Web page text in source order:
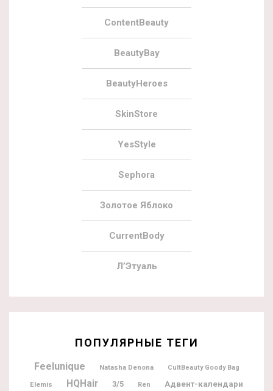
ContentBeauty
BeautyBay
BeautyHeroes
SkinStore
YesStyle
Sephora
Золотое Яблоко
CurrentBody
Л’Этуаль
ПОПУЛЯРНЫЕ ТЕГИ
Feelunique Natasha Denona CultBeauty Goody Bag
Elemis HQHair 3/5 Ren Адвент-календари